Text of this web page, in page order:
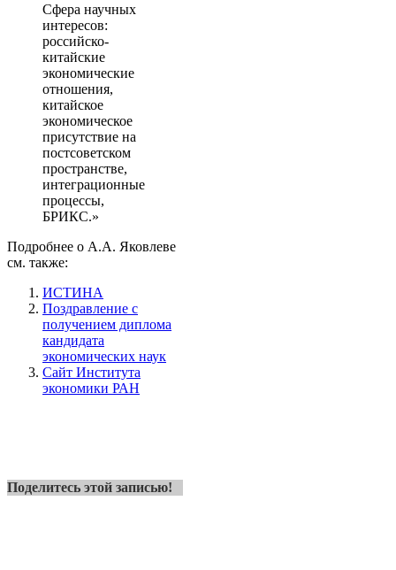
Сфера научных
интересов:
российско-
китайские
экономические
отношения,
китайское
экономическое
присутствие на
постсоветском
пространстве,
интеграционные
процессы,
БРИКС.»
Подробнее о А.А. Яковлеве
см. также:
ИСТИНА
Поздравление с
получением диплома
кандидата
экономических наук
Сайт Института
экономики РАН
Поделитесь этой записью!